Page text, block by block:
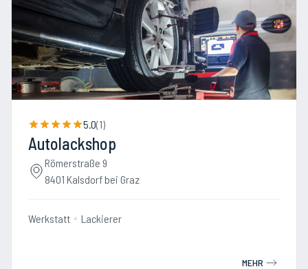
5.0(1)
Autolackshop
Römerstraße 9
8401 Kalsdorf bei Graz
Werkstatt Lackierer
MEHR